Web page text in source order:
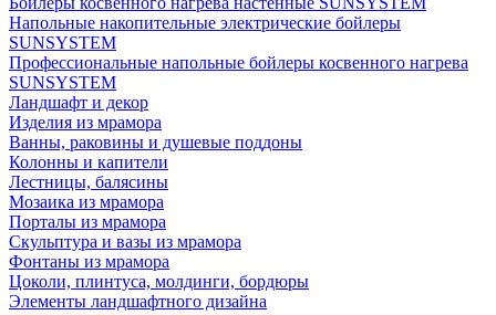
Напольные накопительные электрические бойлеры
SUNSYSTEM
Профессиональные напольные бойлеры косвенного нагрева
SUNSYSTEM
Ландшафт и декор
Изделия из мрамора
Ванны, раковины и душевые поддоны
Колонны и капители
Лестницы, балясины
Мозаика из мрамора
Порталы из мрамора
Скульптура и вазы из мрамора
Фонтаны из мрамора
Цоколи, плинтуса, молдинги, бордюры
Элементы ландшафтного дизайна